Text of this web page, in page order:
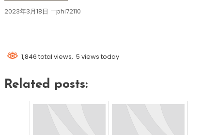
2023年3月18日 phi72110
1,846 total views, 5 views today
Related posts: